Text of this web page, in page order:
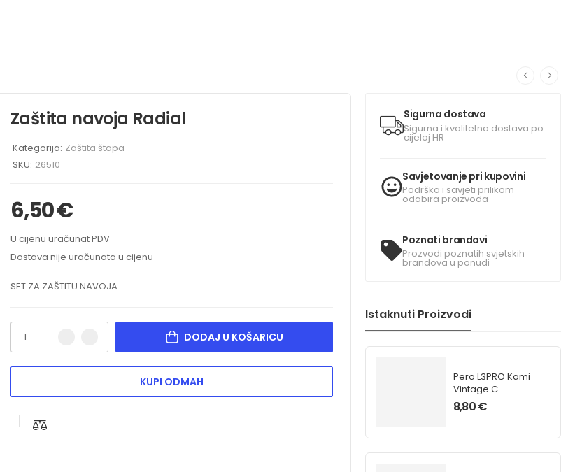
Sigurna dostava
Sigurna i kvalitetna dostava po
cijeloj HR
Savjetovanje pri kupovini
Podrška i savjeti prilikom
odabira proizvoda
Poznati brandovi
Prozvodi poznatih svjetskih
brandova u ponudi
Istaknuti Proizvodi
Pero L3PRO Kami
Vintage C
8,80€
Zaštita navoja Radial
Kategorija: Zaštita štapa
SKU: 26510
6,50€
U cijenu uračunat PDV
Dostava nije uračunata u cijenu
SET ZA ZAŠTITU NAVOJA
DODAJ U KOŠARICU
KUPI ODMAH